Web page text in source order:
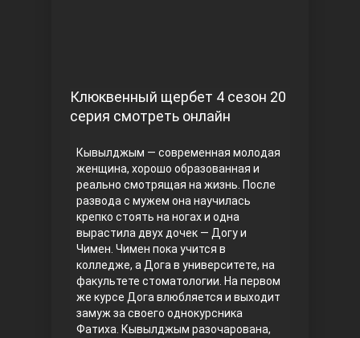
Правосyдие
Клюквенный щербет 4 сезон 20
серия смотреть онлайн
Кывылджым — современная молодая
женщина, хорошо образованная и
реально смотрящая на жизнь. После
развода с мужем она научилась
крепко стоять на ногах и одна
вырастила двух дочек — Догу и
Чимен. Чимен пока учится в
колледже, а Дога в университете, на
факультете стоматологии. На первом
же курсе Дога влюбляется и выходит
замуж за своего однокурсника
Фатиха. Кывылджым разочарована,